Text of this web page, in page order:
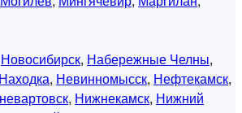
Новосибирск, Набережные Челны,
Находка, Невинномысск, Нефтекамск,
, Нижнекамск, Нижний